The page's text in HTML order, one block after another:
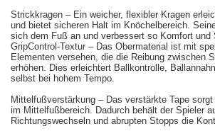
Strickkragen – Ein weicher, flexibler Kragen
und bietet sicheren Halt im Knöchelbereich.
sich dem Fuß an und verbessert so Komfort und
GripControl-Textur – Das Obermaterial ist mit
Elementen versehen, die die Reibung zwischen
erhöhen. Dies erleichtert Ballkontrolle,
selbst bei hohem Tempo.
Mittelfußverstärkung – Das verstärkte Tape
im Mittelfußbereich. Dadurch behält der Spieler
Richtungswechseln und abrupten Stopps die